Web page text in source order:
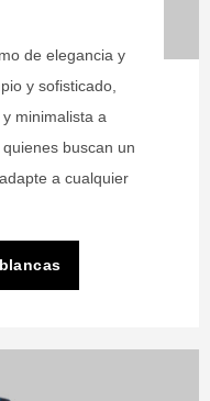
de elegancia y
y sofisticado,
minimalista a
buscan un
a cualquier